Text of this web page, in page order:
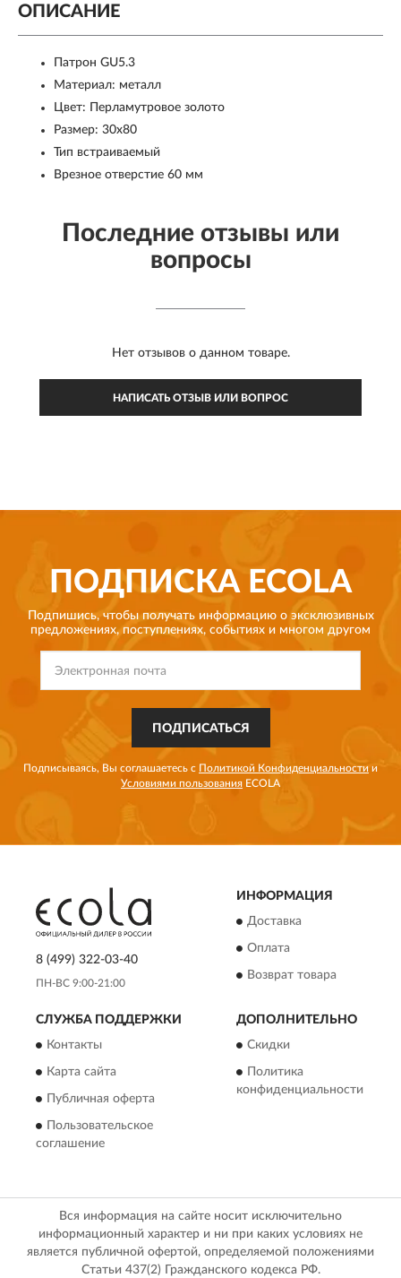
ОПИСАНИЕ
Патрон GU5.3
Материал: металл
Цвет: Перламутровое золото
Размер: 30x80
Тип встраиваемый
Врезное отверстие 60 мм
Последние отзывы или
вопросы
Нет отзывов о данном товаре.
НАПИСАТЬ ОТЗЫВ ИЛИ ВОПРОС
ПОДПИСКА ECOLA
Подпишись, чтобы получать информацию о эксклюзивных
предложениях, поступлениях, событиях и многом другом
ПОДПИСАТЬСЯ
Подписываясь, Вы соглашаетесь с Политикой Конфиденциальности и
Условиями пользования ECOLA
8 (499) 322-03-40
ПН-ВС 9:00-21:00
ИНФОРМАЦИЯ
Доставка
Оплата
Возврат товара
СЛУЖБА ПОДДЕРЖКИ
Контакты
Карта сайта
Публичная оферта
Пользовательское
соглашение
ДОПОЛНИТЕЛЬНО
Скидки
Политика
конфиденциальности
Вся информация на сайте носит исключительно
информационный характер и ни при каких условиях не
является публичной офертой, определяемой положениями
Статьи 437(2) Гражданского кодекса РФ.